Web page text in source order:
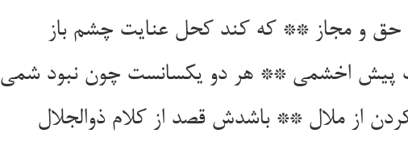
حق و مجاز ** که کند کحل عنایت چشم باز
پیش اخشمی ** هر دو یکسانست چون نبود شمی
از ملال ** باشدش قصد از کلام ذوالجلال